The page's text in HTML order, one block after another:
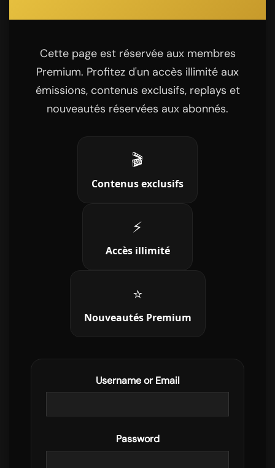
Cette page est réservée aux membres
Premium. Profitez d'un accès illimité aux
émissions, contenus exclusifs, replays et
nouveautés réservées aux abonnés.
🎬
Contenus exclusifs
⚡
Accès illimité
⭐
Nouveautés Premium
Username or Email
Password